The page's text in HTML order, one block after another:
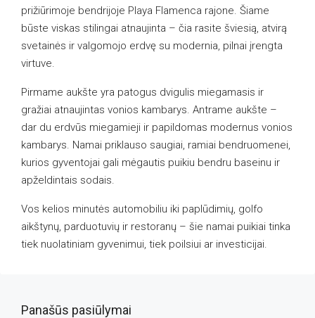
prižiūrimoje bendrijoje Playa Flamenca rajone. Šiame
būste viskas stilingai atnaujinta – čia rasite šviesią, atvirą
svetainės ir valgomojo erdvę su modernia, pilnai įrengta
virtuve.
Pirmame aukšte yra patogus dvigulis miegamasis ir
gražiai atnaujintas vonios kambarys. Antrame aukšte –
dar du erdvūs miegamieji ir papildomas modernus vonios
kambarys. Namai priklauso saugiai, ramiai bendruomenei,
kurios gyventojai gali mėgautis puikiu bendru baseinu ir
apželdintais sodais.
Vos kelios minutės automobiliu iki paplūdimių, golfo
aikštynų, parduotuvių ir restoranų – šie namai puikiai tinka
tiek nuolatiniam gyvenimui, tiek poilsiui ar investicijai.
Panašūs pasiūlymai